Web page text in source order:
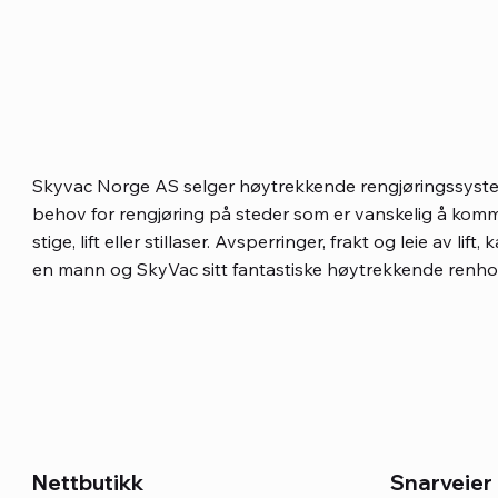
Hurtigvisning
Gum Ranger Lite – Bærbart
Tyggisfjerningssystem
Gum
Hurtigvisning
skyVac® Internal Pole Set
Pris
16 500,00 kr
skyVac®
Pris
24 800,00
Hurtigvisning
skyVac® Commercial 75 Plus Trolley
Pris
6 800,00 kr
skyVac®
Pris
490,00 kr
Skyvac Norge AS selger høytrekkende
behov for rengjøring på steder som er vanskelig å
stige, lift eller stillaser. Avsperringer, frakt og leie av lift,
en mann og SkyVac sitt fantastiske høytrekkende
Nettbutikk Snarveier